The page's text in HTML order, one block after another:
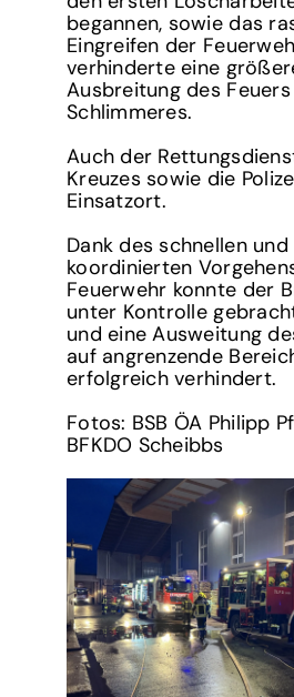
begannen, sowie das
Eingreifen der
verhinderte eine
Ausbreitung des
Schlimmeres.
Auch der
Kreuzes sowie die
Einsatzort.
Dank des schnellen und
koordinierten
Feuerwehr konnte der
unter Kontrolle
und eine Ausweitung
auf angrenzende
erfolgreich verhindert.
Fotos: BSB ÖA Philipp
BFKDO Scheibbs